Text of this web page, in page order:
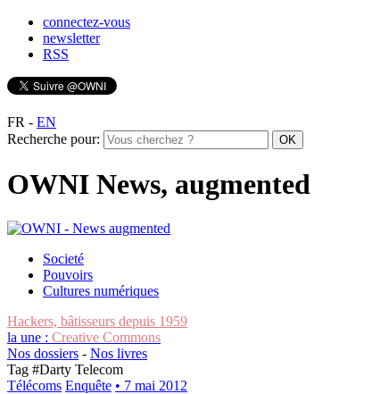
connectez-vous
newsletter
RSS
FR - EN
Recherche pour:
OWNI News, augmented
Societé
Pouvoirs
Cultures numériques
Hackers, bâtisseurs depuis 1959
la une : Creative Commons
Nos dossiers - Nos livres
Tag #Darty Telecom
Télécoms Enquête • 7 mai 2012